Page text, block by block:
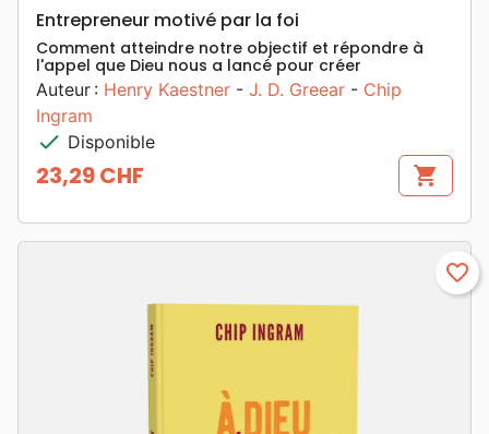
Entrepreneur motivé par la foi
Comment atteindre notre objectif et répondre à
l'appel que Dieu nous a lancé pour créer
Auteur : Henry Kaestner - J. D. Greear - Chip
Ingram
check Disponible
Prix
23,29 CHF shopping_cart
favorite_border